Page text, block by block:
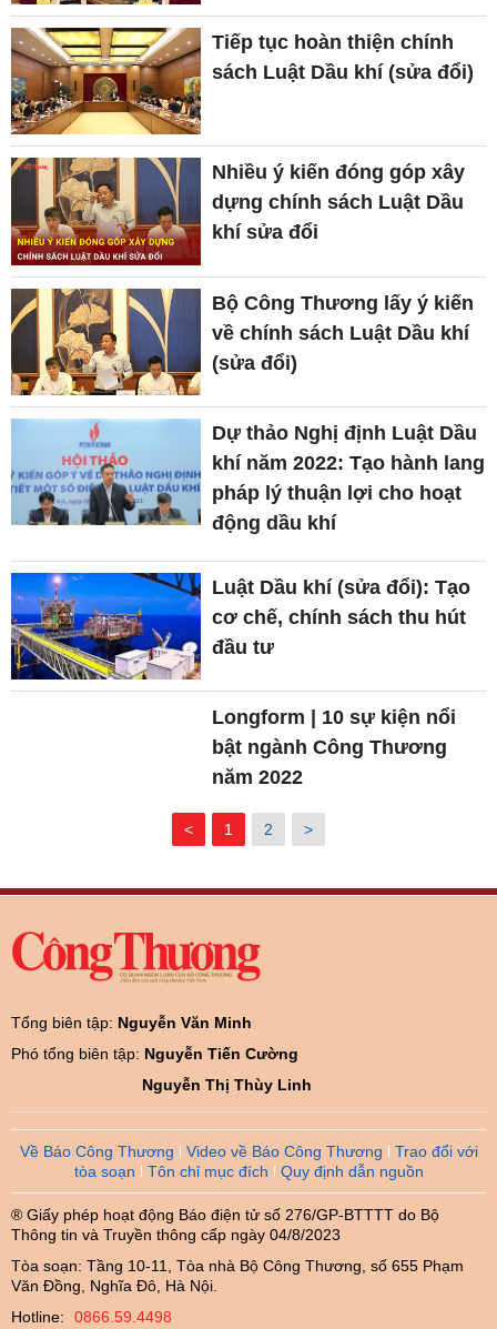
Tiếp tục hoàn thiện chính
sách Luật Dầu khí (sửa đổi)
Nhiều ý kiến đóng góp xây
dựng chính sách Luật Dầu
khí sửa đổi
Bộ Công Thương lấy ý kiến
về chính sách Luật Dầu khí
(sửa đổi)
Dự thảo Nghị định Luật Dầu
khí năm 2022: Tạo hành lang
pháp lý thuận lợi cho hoạt
động dầu khí
Luật Dầu khí (sửa đổi): Tạo
cơ chế, chính sách thu hút
đầu tư
Longform | 10 sự kiện nổi
bật ngành Công Thương
năm 2022
< 1 2 >
Tổng biên tập: Nguyễn Văn Minh
Phó tổng biên tập: Nguyễn Tiến Cường
Nguyễn Thị Thùy Linh
Về Báo Công Thương Video về Báo Công Thương
Trao đổi với
tòa soạn
Tôn chỉ mục đích Quy định dẫn nguồn
® Giấy phép hoạt động Báo điện tử số 276/GP-BTTTT do Bộ
Thông tin và Truyền thông cấp ngày 04/8/2023
Tòa soạn: Tầng 10-11, Tòa nhà Bộ Công Thương, số 655 Phạm
Văn Đồng, Nghĩa Đô, Hà Nội.
Hotline:
0866.59.4498